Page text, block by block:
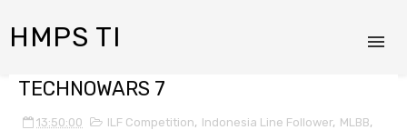
HMPS TI
TECHNOWARS 7
13:50:00 ILF Competition, Indonesia Line Follower, MLBB,